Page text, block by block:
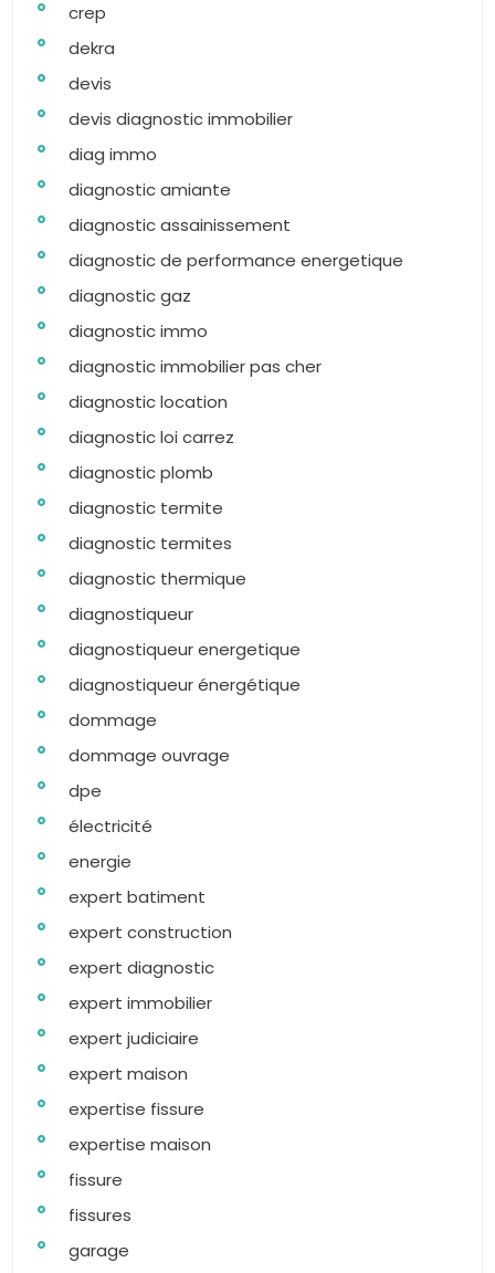
crep
dekra
devis
devis diagnostic immobilier
diag immo
diagnostic amiante
diagnostic assainissement
diagnostic de performance energetique
diagnostic gaz
diagnostic immo
diagnostic immobilier pas cher
diagnostic location
diagnostic loi carrez
diagnostic plomb
diagnostic termite
diagnostic termites
diagnostic thermique
diagnostiqueur
diagnostiqueur energetique
diagnostiqueur énergétique
dommage
dommage ouvrage
dpe
électricité
energie
expert batiment
expert construction
expert diagnostic
expert immobilier
expert judiciaire
expert maison
expertise fissure
expertise maison
fissure
fissures
garage